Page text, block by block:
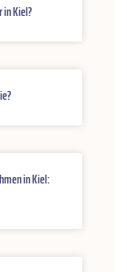
Kiel?
in Kiel: